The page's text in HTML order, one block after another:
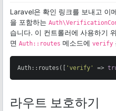
Laravel은 확인 링크를 보내고 이
을 포함하는
습니다. 이 컨트롤러에 사용하기
면 Auth::routes 메소드에 verify
Auth::routes([ 'verify' =>
라우트 보호하기